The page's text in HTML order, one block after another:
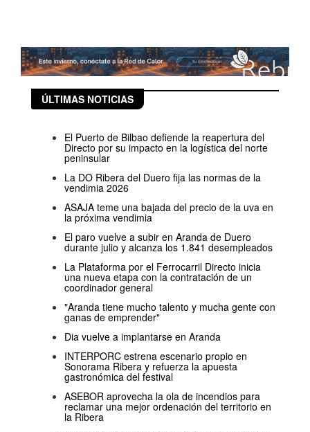
ÚLTIMAS NOTICIAS
El Puerto de Bilbao defiende la reapertura del
Directo por su impacto en la logística del norte
peninsular
La DO Ribera del Duero fija las normas de la
vendimia 2026
ASAJA teme una bajada del precio de la uva en
la próxima vendimia
El paro vuelve a subir en Aranda de Duero
durante julio y alcanza los 1.841 desempleados
La Plataforma por el Ferrocarril Directo inicia
una nueva etapa con la contratación de un
coordinador general
"Aranda tiene mucho talento y mucha gente con
ganas de emprender"
Dia vuelve a implantarse en Aranda
INTERPORC estrena escenario propio en
Sonorama Ribera y refuerza la apuesta
gastronómica del festival
ASEBOR aprovecha la ola de incendios para
reclamar una mejor ordenación del territorio en
la Ribera